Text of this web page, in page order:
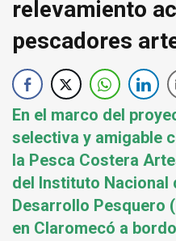
relevamiento
pescadores
En el marco del
selectiva y amigable
la Pesca Costera
del Instituto Nacional
Desarrollo Pesquero
en Claromecó a